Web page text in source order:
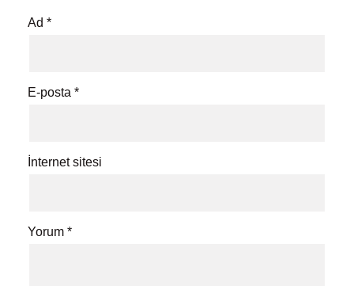
Ad *
E-posta *
İnternet sitesi
Yorum *